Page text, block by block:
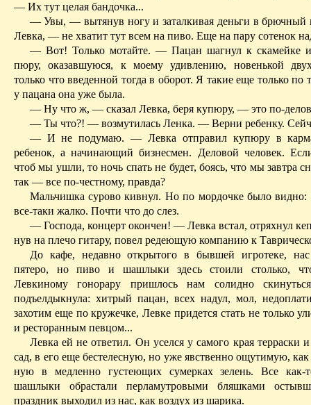
— Их тут целая бандочка...
— Увы, — вытянув ногу и заталкивая деньги в брючный
Левка, — не хватит тут всем на пиво. Еще на пару сотенок
— Вот! Только мотайте. — Пацан шагнул к скамейке
пюру, оказав­шую­ся, к моему удивлению, новенькой
только что введенной тогда в оборот. Я такие еще только по
у пацана она уже была.
— Ну что ж, — сказал Левка, беря купюру, — это по-
— Ты что?! — возмутилась Ленка. — Верни ребенку.
— И не подумаю. — Левка отправил купюру в
ребенок, а начи­наю­щий бизнесмен. Деловой человек.
чтоб мы ушли, то ночь спать не будет, боясь, что мы завтра
так — все по-честному, правда?
Мальчишка сурово кивнул. Но по мордочке было видно:
все-таки жалко. Почти что до слез.
— Господа, концерт окончен! — Левка встал, отряхнул
нув на плечо гитару, повел редеющую компанию к
До кафе, недавно открытого в бывшей игротеке,
пятеро, но пиво и шашлыки здесь стоили столько,
Левкиному гонорару пришлось нам солидно
подъелдыкнула: хитрый па­цан, всех надул, мол,
захотим еще по кружечке, Левке придется стать не только
и ресторанным певцом...
Левка ей не ответил. Он уселся у самого края терраски
сад, в его еще бестелесную, но уже явственно ощутимую,
ную в медленно густеющих сумерках зелень. Все как-
шашлыки обрастали перламутро­выми бляшками
праздник выходил из нас, как воздух из шарика.